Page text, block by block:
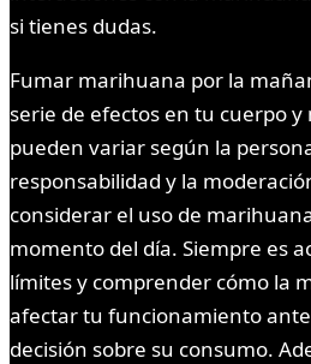
si tienes dudas.
Fumar marihuana por la
serie de efectos en tu cuerpo
pueden variar según la
responsabilidad y la
considerar el uso de
momento del día. Siempre es
límites y comprender cómo la
afectar tu funcionamiento
decisión sobre su consumo.